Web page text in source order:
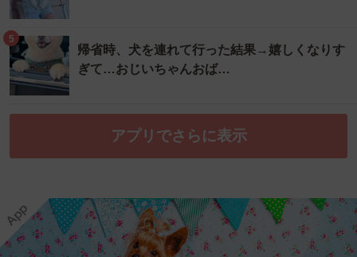
5
帰省時、犬を連れて行った結果→嬉しくなりす
ぎて…おじいちゃんおば…
アプリでさらに表示